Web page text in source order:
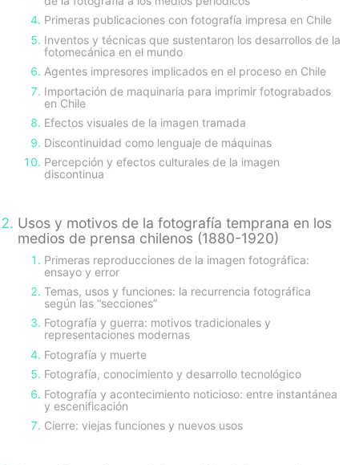
Primeras publicaciones con fotografía impresa en Chile
Inventos y técnicas que sustentaron los desarrollos de la
fotomecánica en el mundo
Agentes impresores implicados en el proceso en Chile
Importación de maquinaria para imprimir fotograbados
en Chile
Efectos visuales de la imagen tramada
Discontinuidad como lenguaje de máquinas
Percepción y efectos culturales de la imagen
discontinua
Usos y motivos de la fotografía temprana en los
medios de prensa chilenos (1880-1920)
Primeras reproducciones de la imagen fotográfica:
ensayo y error
Temas, usos y funciones: la recurrencia fotográfica
según las “secciones”
Fotografía y guerra: motivos tradicionales y
representaciones modernas
Fotografía y muerte
Fotografía, conocimiento y desarrollo tecnológico
Fotografía y acontecimiento noticioso: entre instantánea
y escenificación
Cierre: viejas funciones y nuevos usos